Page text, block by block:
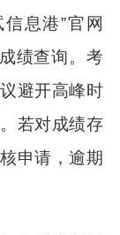
息港”官网
绩查询。考
避开高峰时
若对成绩存
申请，逾期